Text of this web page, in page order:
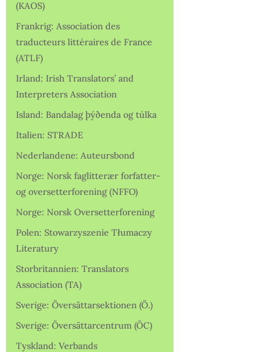
(KAOS)
Frankrig: Association des
traducteurs littéraires de France
(ATLF)
Irland: Irish Translators’ and
Interpreters Association
Island: Bandalag þýðenda og túlka
Italien: STRADE
Nederlandene: Auteursbond
Norge: Norsk faglitterær forfatter-
og oversetterforening (NFFO)
Norge: Norsk Oversetterforening
Polen: Stowarzyszenie Tłumaczy
Literatury
Storbritannien: Translators
Association (TA)
Sverige: Översättarsektionen (Ö.)
Sverige: Översättarcentrum (ÖC)
Tyskland: Verbands